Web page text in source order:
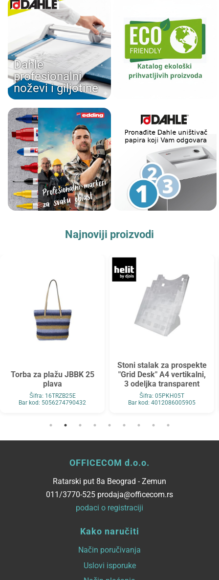
Dahle
profesionalni
noževi i giljotine
Najnoviji proizvodi
Torba za plažu JBBK 25
plava
Šifra: 16TRZB25E
Bar kod: 5056274790432
Stoni stalak za prospekte
"Grid Desk" A4 vertikalni,
3 odeljka transparent
Šifra: 05PKH05T
Bar kod: 4012086005905
OFFICECOM d.o.o.
Ratarski put 8a Beograd - Zemun
011/3770-525 prodaja@officecom.rs
podaci o registraciji
Kako naručiti
Način poručivanja
Uslovi isporuke